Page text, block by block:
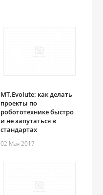
MT.Evolute: как делать
проекты по
робототехнике быстро
и не запутаться в
стандартах
02 Мая 2017